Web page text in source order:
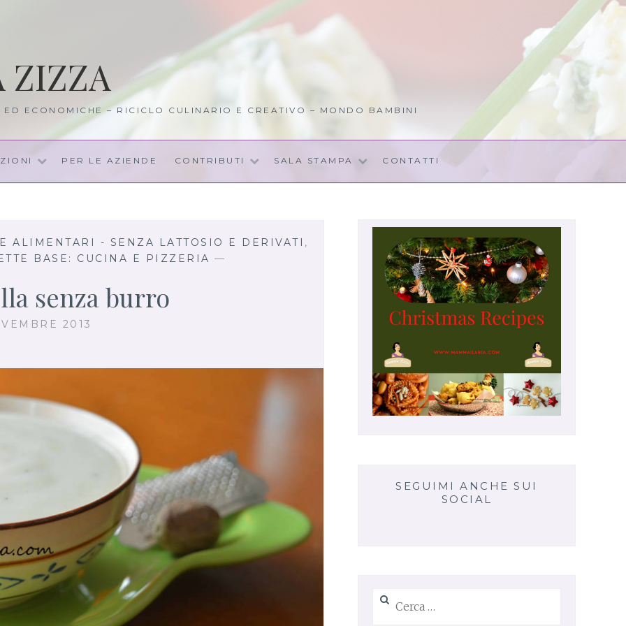
ZIZZA
ED ECONOMICHE – RICICLO CULINARIO E CREATIVO – MONDO BAMBINI
PER LE AZIENDE CONTRIBUTI SALA STAMPA CONTATTI
ALIMENTARI - SENZA LATTOSIO E DERIVATI ,
BASE: CUCINA E PIZZERIA —
senza burro
2013
SEGUIMI ANCHE SUI
SOCIAL
per: